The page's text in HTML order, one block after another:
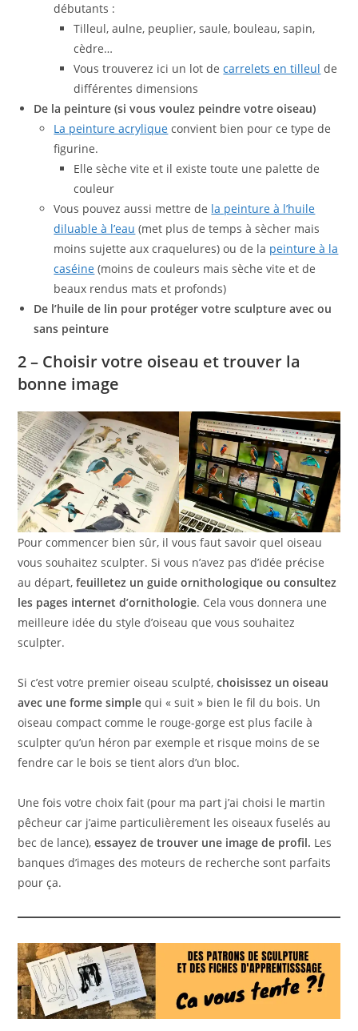
débutants :
Tilleul, aulne, peuplier, saule, bouleau, sapin,
cèdre…
Vous trouverez ici un lot decarrelets en tilleul de
différentes dimensions
De la peinture (si vous voulez peindre votre oiseau)
La peinture acrylique convient bien pour ce type de
figurine.
Elle sèche vite et il existe toute une palette de
couleur
Vous pouvez aussi mettre de la peinture à l’huile
diluable à l’eau (met plus de temps à sècher mais
moins sujette aux craquelures) ou de la peinture à la
caséine (moins de couleurs mais sèche vite et de
beaux rendus mats et profonds)
De l’huile de lin pour protéger votre sculpture avec ou
sans peinture
2 – Choisir votre oiseau et trouver la
bonne image
Pour commencer bien sûr, il vous faut savoir quel oiseau
vous souhaitez sculpter. Si vous n’avez pas d’idée précise
au départ,feuilletez un guide ornithologique ou consultez
les pages internet d’ornithologie. Cela vous donnera une
meilleure idée du style d’oiseau que vous souhaitez
sculpter.
Si c’est votre premier oiseau sculpté,choisissez un oiseau
avec une forme simple qui « suit » bien le fil du bois. Un
oiseau compact comme le rouge-gorge est plus facile à
sculpter qu’un héron par exemple et risque moins de se
fendre car le bois se tient alors d’un bloc.
Une fois votre choix fait (pour ma part j’ai choisi le martin
pêcheur car j’aime particulièrement les oiseaux fuselés au
bec de lance),essayez de trouver une image de profil. Les
banques d’images des moteurs de recherche sont parfaits
pour ça.